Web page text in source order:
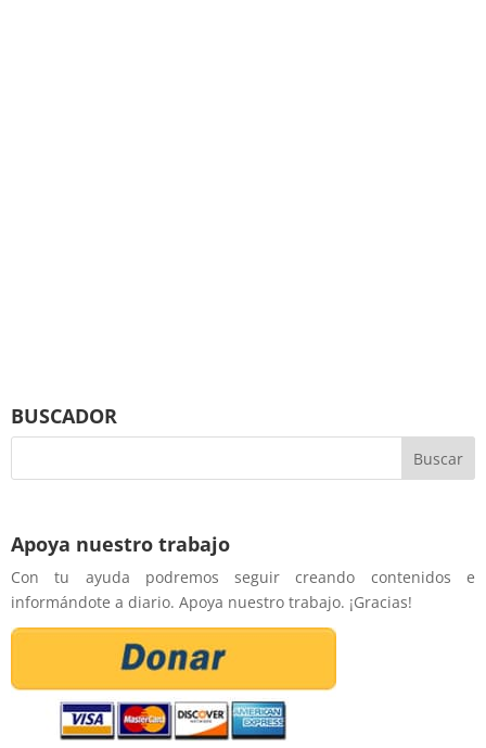
BUSCADOR
Apoya nuestro trabajo
Con tu ayuda podremos seguir creando contenidos e
informándote a diario. Apoya nuestro trabajo. ¡Gracias!